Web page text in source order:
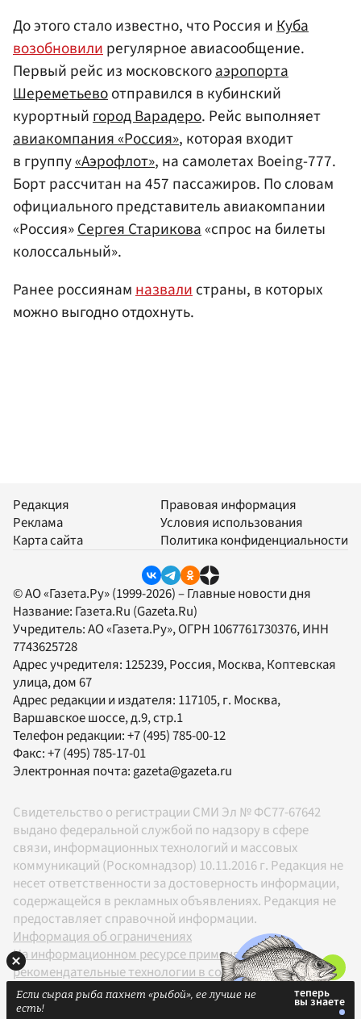
До этого стало известно, что Россия иКуба
возобновилирегулярное авиасообщение.
Первый рейс из московскогоаэропорта
Шереметьевоотправился в кубинский
курортныйгород Варадеро. Рейс выполняет
авиакомпания «Россия», которая входит
в группу«Аэрофлот», на самолетах Boeing-777.
Борт рассчитан на 457 пассажиров. По словам
официального представитель авиакомпании
«Россия»Сергея Старикова«спрос на билеты
колоссальный».
Ранее россиянамназвалистраны, в которых
можно выгодно отдохнуть.
Редакция
Реклама
Карта сайта
Правовая информация
Условия использования
Политика конфиденциальности
© АО «Газета.Ру» (1999-2026) – Главные новости дня
Название: Газета.Ru (Gazeta.Ru)
Учредитель:АО «Газета.Ру», ОГРН 1067761730376, ИНН
7743625728
Адрес учредителя: 125239, Россия, Москва, Коптевская
улица, дом 67
Адрес редакции и издателя: 117105, г. Москва,
Варшавское шоссе, д.9, стр.1
Телефон редакции:+7 (495) 785-00-12
Факс:+7 (495) 785-17-01
Электронная почта:gazeta@gazeta.ru
Свидетельство о регистрации СМИ Эл № ФС77-67642
выдано федеральной службой по надзору в сфере
связи, информационных технологий и массовых
коммуникаций (Роскомнадзор) 10.11.2016 г. Редакция не
несет ответственности за достоверность информации,
содержащейся в рекламных объявлениях. Редакция не
предоставляет справочной информации.
Информация об ограничениях
На информационном ресурсе применяются
рекомендательные технологии в соответствии с
Правилами
Если сырая рыба пахнет «рыбой», ее лучше не
есть!